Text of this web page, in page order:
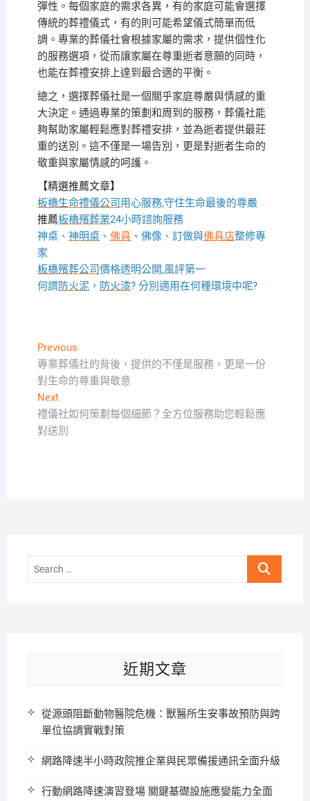
彈性。每個家庭的需求各異，有的家庭可能會選擇
傳統的葬禮儀式，有的則可能希望儀式簡單而低
調。專業的葬儀社會根據家屬的需求，提供個性化
的服務選項，從而讓家屬在尊重逝者意願的同時，
也能在葬禮安排上達到最合適的平衡。
總之，選擇葬儀社是一個關乎家庭尊嚴與情感的重
大決定。通過專業的策劃和周到的服務，葬儀社能
夠幫助家屬輕鬆應對葬禮安排，並為逝者提供最莊
重的送別。這不僅是一場告別，更是對逝者生命的
敬重與家屬情感的呵護。
【精選推薦文章】
板橋生命禮儀公司用心服務,守住生命最後的尊嚴
推薦板橋殯葬業24小時諮詢服務
神桌、 神明桌、 佛具、佛像、訂做與佛具店整修專
家
板橋殯葬公司價格透明公開,風評第一
何謂防火泥， 防火漆? 分別適用在何種環境中呢?
文
章
導
覽
PreviousPrevious
post:
專業葬儀社的背後，提供的不僅是服務，更是一份
對生命的尊重與敬意
NextNext
post:
禮儀社如何策劃每個細節？全方位服務助您輕鬆應
對送別
Search
近期文章
從源頭阻斷動物醫院危機：獸醫所生安事故預防與跨
單位協調實戰對策
網路降速半小時政院推企業與民眾備援通訊全面升級
行動網路降速演習登場 關鍵基礎設施應變能力全面